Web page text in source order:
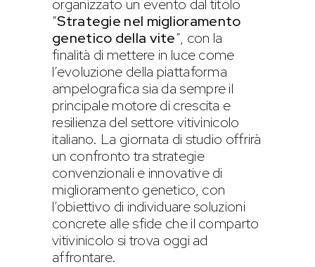
organizzato un evento dal titolo
“Strategie nel miglioramento
genetico della vite”, con la
finalità di mettere in luce come
l’evoluzione della piattaforma
ampelografica sia da sempre il
principale motore di crescita e
resilienza del settore vitivinicolo
italiano. La giornata di studio offrirà
un confronto tra strategie
convenzionali e innovative di
miglioramento genetico, con
l’obiettivo di individuare soluzioni
concrete alle sfide che il comparto
vitivinicolo si trova oggi ad
affrontare.